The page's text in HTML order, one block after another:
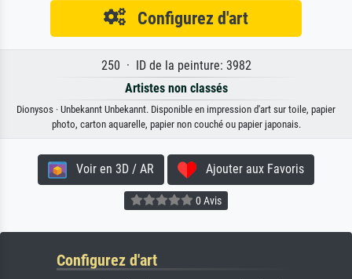
Configurez d'art
250 · ID de la peinture: 3982
Artistes non classés
Dionysos · Unbekannt Unbekannt. Disponible en impression d'art sur toile, papier
photo, carton aquarelle, papier non couché ou papier japonais.
Voir en 3D / AR Ajouter aux Favoris
0 Avis
Configurez d'art